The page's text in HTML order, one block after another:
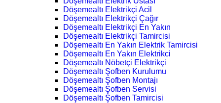
Döşemealtı Elektrikçi Acil
Döşemealtı Elektrikçi Çağır
Döşemealtı Elektrikçi En Yakın
Döşemealtı Elektrikçi Tamircisi
Döşemealtı En Yakın Elektrik Tamircisi
Döşemealtı En Yakın Elektrikci
Döşemealtı Nöbetçi Elektrikçi
Döşemealtı Şofben Kurulumu
Döşemealtı Şofben Montajı
Döşemealtı Şofben Servisi
Döşemealtı Şofben Tamircisi